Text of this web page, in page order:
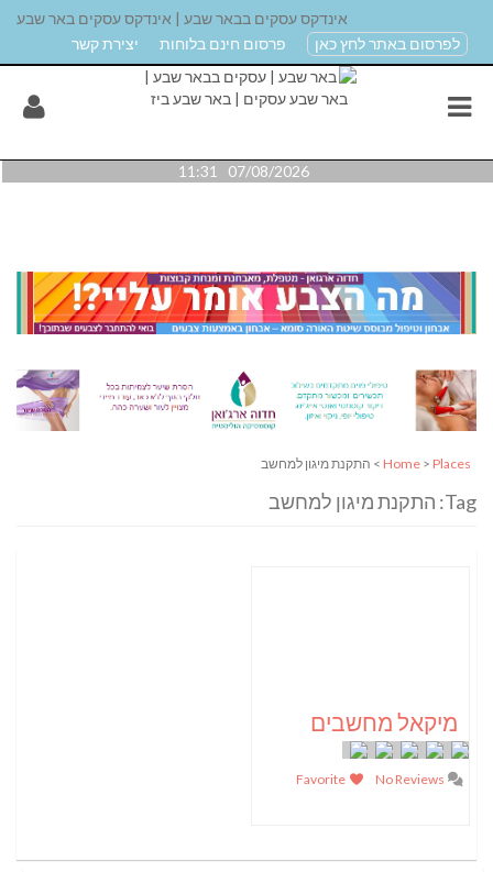
אינדקס עסקים בבאר שבע | אינדקס עסקים באר שבע
לפרסום באתר לחץ כאן
פרסום חינם בלוחות יצירת קשר
07/08/2026 11:31
Home > Places > התקנת מיגון למחשב
Tag: התקנת מיגון למחשב
מיקאל מחשבים